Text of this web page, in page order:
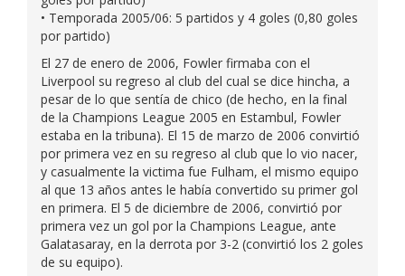
• Temporada 2005/06: 5 partidos y 4 goles (0,80 goles
por partido)
El 27 de enero de 2006, Fowler firmaba con el
Liverpool su regreso al club del cual se dice hincha, a
pesar de lo que sentía de chico (de hecho, en la final
de la Champions League 2005 en Estambul, Fowler
estaba en la tribuna). El 15 de marzo de 2006 convirtió
por primera vez en su regreso al club que lo vio nacer,
y casualmente la victima fue Fulham, el mismo equipo
al que 13 años antes le había convertido su primer gol
en primera. El 5 de diciembre de 2006, convirtió por
primera vez un gol por la Champions League, ante
Galatasaray, en la derrota por 3-2 (convirtió los 2 goles
de su equipo).